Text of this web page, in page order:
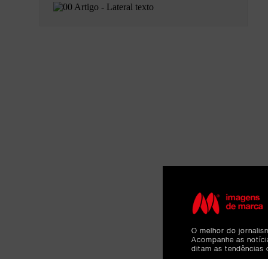
O melhor do
Acompanhe as
ditam as tendências